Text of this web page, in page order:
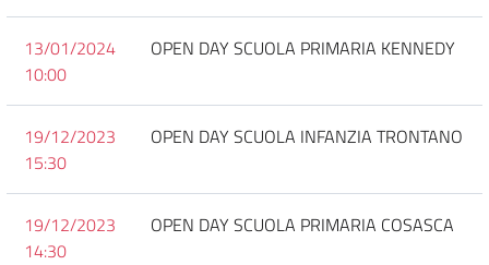
13/01/2024
10:00
OPEN DAY SCUOLA PRIMARIA KENNEDY
19/12/2023
15:30
OPEN DAY SCUOLA INFANZIA TRONTANO
19/12/2023
14:30
OPEN DAY SCUOLA PRIMARIA COSASCA